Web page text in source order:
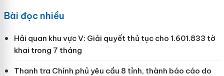
Bài đọc nhiều
Hải quan khu vực V: Giải quyết thủ tục cho 1.601.833 tờ
khai trong 7 tháng
Thanh tra Chính phủ yêu cầu 8 tỉnh, thành báo cáo do